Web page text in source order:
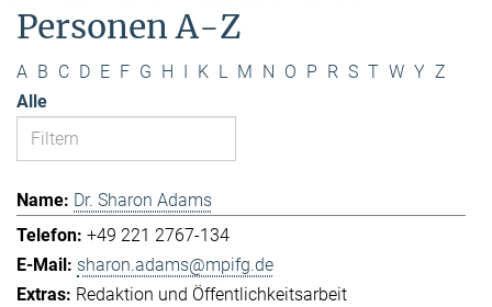
Personen A-Z
A B C D E F G H I K L M N O P R S T W Y Z
Alle
Dr. Sharon Adams
+49 221 2767-134
sharon.adams@mpifg.de
Redaktion und Öffentlichkeitsarbeit